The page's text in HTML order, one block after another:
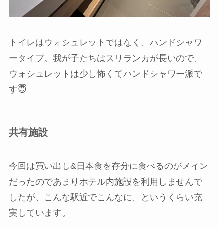
トイレはウォシュレットではなく、ハンドシャワ
ータイプ。我が子たちはスリランカが長いので、
ウォシュレットは少し怖くてハンドシャワー派で
す😇
共有施設
今回は買い出し&日本食を存分に食べるのがメイン
だったのであまりホテル内施設を利用しませんで
したが、こんな駅近でこんなに、というくらい充
実しています。